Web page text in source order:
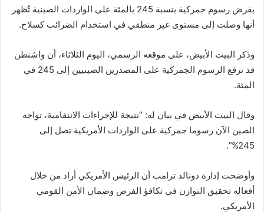
بفرض رسوم جمركية بنسبة 245 بالمئة على الواردات الصينية تُظهر
أنها وصلت إلى مستوى غير منطقي في استخدام الضرائب كسلاح.
وذكر البيت الأبيض، على موقعه الرسمي، اليوم الثلاثاء، أن واشنطن
قد ترفع الرسوم الجمركية على المصدرين الصينيين إلى 245 في
المئة.
وقال البيت الأبيض في بيان له: “نتيجة للإجراءات الانتقامية، تواجه
الصين الآن رسوما جمركية على الواردات الأمريكية تصل إلى
245%”.
وأوضحت إدارة دونالد ترامب أن الرئيس الأمريكي أراد من خلال
أفعاله تحقيق التوازن في تكافؤ الفرص وضمان الأمن القومي
الأمريكي.